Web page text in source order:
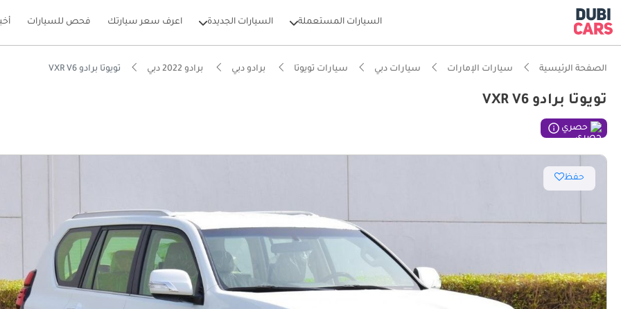
السيارات المستعملة السيارات الجديدة اعرف سعر سيارتك فحص للسيارات
الصفحة الرئيسية سيارات الإمارات سيارات دبي سيارات تويوتا برادو دبي برادو 2022 دبي تويوتا برادو VXR V6
تويوتا برادو VXR V6
حصري
حفظ